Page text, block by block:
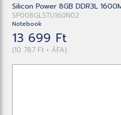
Silicon Power 8GB DDR3L
SP008GLSTU160N02
Notebook
13 699 Ft
(10 787 Ft + ÁFA)